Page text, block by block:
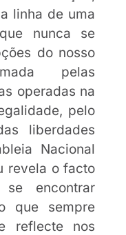
linha de uma
nunca se
do nosso
pelas
operadas na
pelo
liberdades
Nacional
revela o facto
encontrar
que sempre
reflecte nos